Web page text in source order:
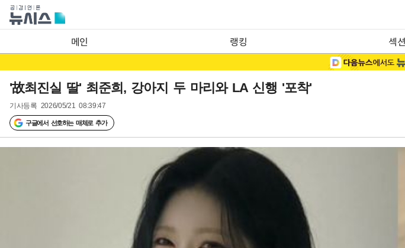
메인 랭킹 섹션
'故최진실 딸' 최준희, 강아지 두 마리와 LA 신행 '포착'
기사등록 2026/05/21 08:39:47
구글에서 선호하는 매체로 추가